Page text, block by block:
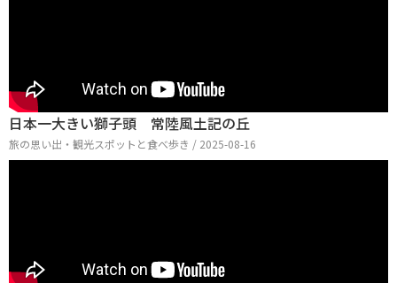
日本一大きい獅子頭 常陸風土記の丘
旅の思い出・観光スポットと食べ歩き / 2025-08-16